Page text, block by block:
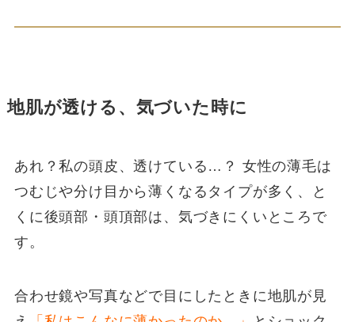
地肌が透ける、気づいた時に
あれ？私の頭皮、透けている…？ 女性の薄毛は
つむじや分け目から薄くなるタイプが多く、と
くに後頭部・頭頂部は、気づきにくいところで
す。
合わせ鏡や写真などで目にしたときに地肌が見